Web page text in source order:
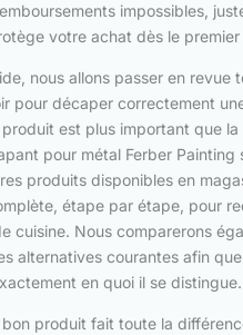
impossibles,
votre achat dès le premier
nous allons passer en revue
pour décaper correctement
est plus important que
pour métal Ferber Painting
produits disponibles en
étape par étape, pour
cuisine. Nous comparerons
alternatives courantes afin
en quoi il se distingue.
bon produit fait toute la